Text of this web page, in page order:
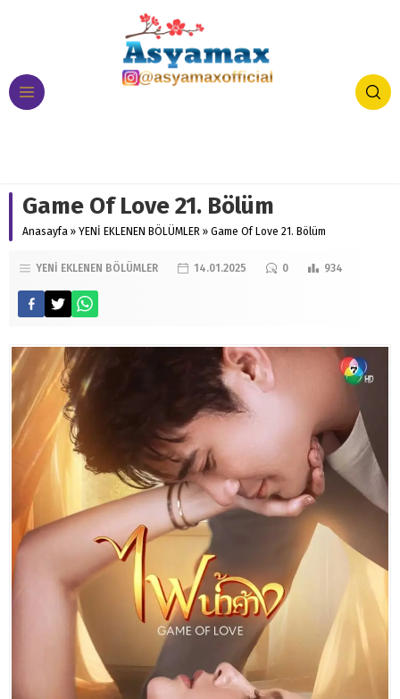
Game Of Love 21. Bölüm
Anasayfa » YENİ EKLENEN BÖLÜMLER » Game Of Love 21. Bölüm
YENİ EKLENEN BÖLÜMLER 14.01.2025 0 934